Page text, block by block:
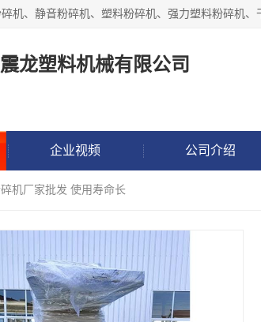
龙塑料机械有限公司
企业视频 公司介绍
机厂家批发 使用寿命长